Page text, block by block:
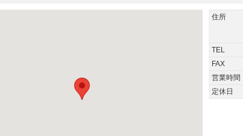
住所
TEL
FAX
営業時間
定休日